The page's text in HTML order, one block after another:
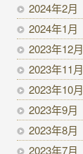
2024年2月
2024年1月
2023年12月
2023年11月
2023年10月
2023年9月
2023年8月
2023年7月